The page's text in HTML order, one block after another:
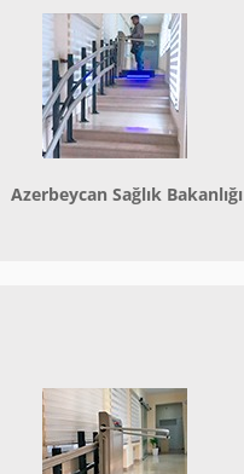
Azerbeycan Sağlık Bakanlığı